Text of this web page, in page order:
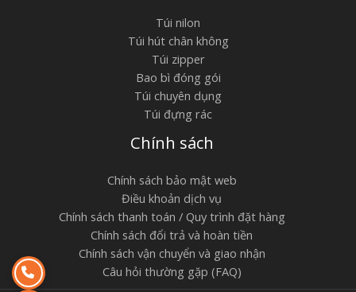
Túi nilon
Túi hút chân không
Túi zipper
Bao bì đóng gói
Túi chuyên dụng
Túi đựng rác
Chính sách
Chính sách bảo mật web
Điều khoản dịch vụ
Chính sách thanh toán / Quy trình đặt hàng
Chính sách đổi trả và hoàn tiền
Chính sách vận chuyển và giao nhận
Câu hỏi thường gặp (FAQ)